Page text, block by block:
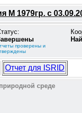
М 1979гр. с
проверены и
Отчет для ISRID
среде